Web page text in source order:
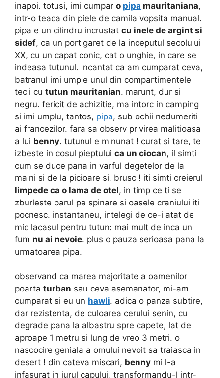
inapoi. totusi, imi cumpar o pipa mauritaniana,
intr-o teaca din piele de camila vopsita manual.
pipa e un cilindru incrustat cu inele de argint si
sidef, ca un portigaret de la inceputul secolului
XX, cu un capat conic, cat o unghie, in care se
indeasa tutunul. incantat ca am cumparat ceva,
batranul imi umple unul din compartimentele
tecii cu tutun mauritanian. marunt, dur si
negru. fericit de achizitie, ma intorc in camping
si imi umplu, tantos, pipa, sub ochii nedumeriti
ai francezilor. fara sa observ privirea malitioasa
a lui benny. tutunul e minunat ! curat si tare, te
izbeste in cosul pieptului ca un ciocan, il simti
cum se duce pana in varful degetelor de la
maini si de la picioare si, brusc ! iti simti creierul
limpede ca o lama de otel, in timp ce ti se
zburleste parul pe spinare si oasele craniului iti
pocnesc. instantaneu, intelegi de ce-i atat de
mic lacasul pentru tutun: mai mult de inca un
fum nu ai nevoie. plus o pauza serioasa pana la
urmatoarea pipa.
observand ca marea majoritate a oamenilor
poarta turban sau ceva asemanator, mi-am
cumparat si eu un hawli. adica o panza subtire,
dar rezistenta, de culoarea cerului senin, cu
degrade pana la albastru spre capete, lat de
aproape 1 metru si lung de vreo 3 metri. o
nascocire geniala a omului nevoit sa traiasca in
desert ! din cateva miscari, benny mi l-a
infasurat in jurul capului, transformandu-l intr-